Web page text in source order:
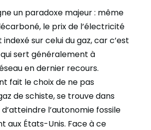
un paradoxe majeur : même
le prix de l’électricité
sur celui du gaz, car c’est
sert généralement à
en dernier recours.
fait le choix de ne pas
de schiste, se trouve dans
d’atteindre l’autonomie fossile
aux États-Unis. Face à ce